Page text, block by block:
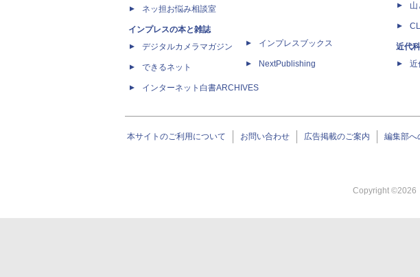
ネッ担お悩み相談室
インプレスの本と雑誌
デジタルカメラマガジン
できるネット
インターネット白書ARCHIVES
インプレスブックス
NextPublishing
山
近代
近
本サイトのご利用について お問い合わせ 広告掲載のご案内 編集部へ
Copyright ©2026